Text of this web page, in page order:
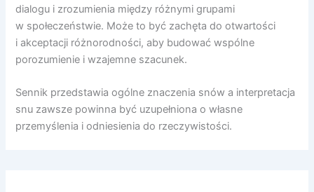
dialogu i zrozumienia między różnymi grupami
w społeczeństwie. Może to być zachęta do otwartości
i akceptacji różnorodności, aby budować wspólne
porozumienie i wzajemne szacunek.
Sennik przedstawia ogólne znaczenia snów a interpretacja
snu zawsze powinna być uzupełniona o własne
przemyślenia i odniesienia do rzeczywistości.